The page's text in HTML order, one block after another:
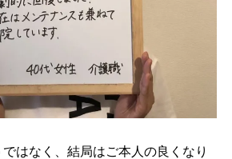
はなく、結局はご本人の良くなり